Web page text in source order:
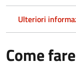
Ulteriori
Come fare